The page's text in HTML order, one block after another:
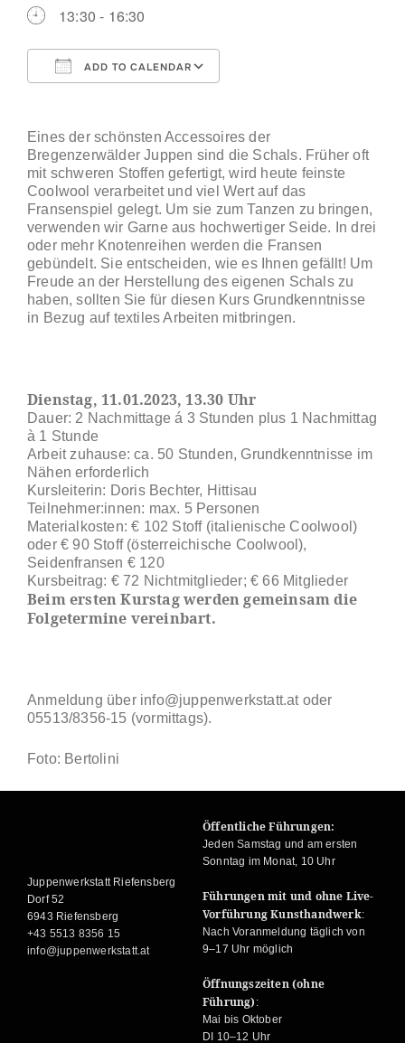
13:30 - 16:30
ADD TO CALENDAR
Eines der schönsten Accessoires der
Bregenzerwälder Juppen sind die Schals. Früher oft
mit schweren Stoffen gefertigt, wird heute feinste
Coolwool verarbeitet und viel Wert auf das
Fransenspiel gelegt. Um sie zum Tanzen zu bringen,
verwenden wir Garne aus hochwertiger Seide. In drei
oder mehr Knotenreihen werden die Fransen
gebündelt. Sie entscheiden, wie es Ihnen gefällt! Um
Freude an der Herstellung des eigenen Schals zu
haben, sollten Sie für diesen Kurs Grundkenntnisse
in Bezug auf textiles Arbeiten mitbringen.
Dienstag, 11.01.2023, 13.30 Uhr
Dauer: 2 Nachmittage á 3 Stunden plus 1 Nachmittag
à 1 Stunde
Arbeit zuhause: ca. 50 Stunden, Grundkenntnisse im
Nähen erforderlich
Kursleiterin: Doris Bechter, Hittisau
Teilnehmer:innen: max. 5 Personen
Materialkosten: € 102 Stoff (italienische Coolwool)
oder € 90 Stoff (österreichische Coolwool),
Seidenfransen € 120
Kursbeitrag: € 72 Nichtmitglieder; € 66 Mitglieder
Beim ersten Kurstag werden gemeinsam die
Folgetermine vereinbart.
Anmeldung über info@juppenwerkstatt.at oder
05513/8356-15 (vormittags).
Foto: Bertolini
Juppenwerkstatt Riefensberg
Dorf 52
6943 Riefensberg
+43 5513 8356 15
info@juppenwerkstatt.at
Öffentliche Führungen:
Jeden Samstag und am ersten
Sonntag im Monat, 10 Uhr
Führungen mit und ohne Live-
Vorführung Kunsthandwerk:
Nach Voranmeldung täglich von
9–17 Uhr möglich
Öffnungszeiten (ohne
Führung) :
Mai bis Oktober
DI 10–12 Uhr